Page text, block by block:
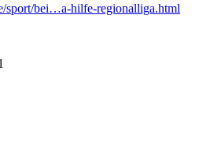
sport/bei…a-hilfe-regionalliga.html